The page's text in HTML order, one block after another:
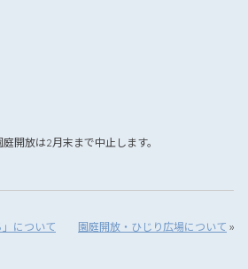
開放は2月末まで中止します。
について 園庭開放・ひじり広場について »